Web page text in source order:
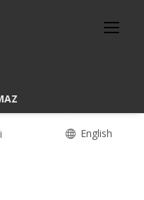
English